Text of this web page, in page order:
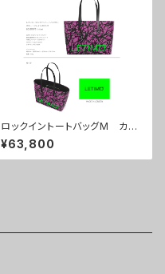
ロックイントートバッグM カラ
ー/ブレインズピンク ■配送ま
で約１か月
¥63,800